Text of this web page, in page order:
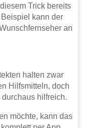
Trick bereits
kann der
an
halten zwar
Hilfsmitteln, doch
hilfreich.
möchte, kann das